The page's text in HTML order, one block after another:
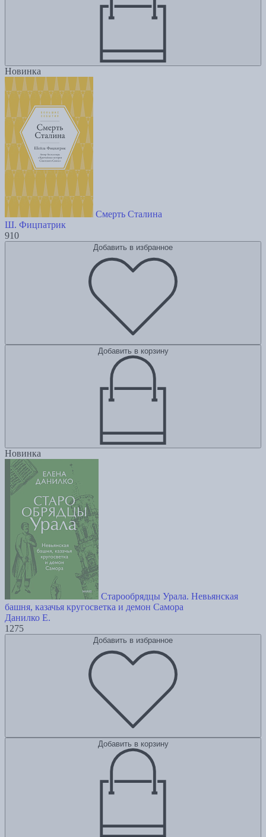
Новинка
Смерть Сталина
Ш. Фицпатрик
910
Добавить в избранное
Добавить в корзину
Новинка
Старообрядцы Урала. Невьянская
башня, казачья кругосветка и демон Самора
Данилко Е.
1275
Добавить в избранное
Добавить в корзину